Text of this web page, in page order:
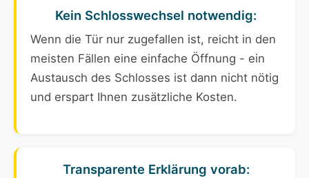
Kein Schlosswechsel notwendig:
Wenn die Tür nur zugefallen ist, reicht in den
meisten Fällen eine einfache Öffnung - ein
Austausch des Schlosses ist dann nicht nötig
und erspart Ihnen zusätzliche Kosten.
Transparente Erklärung vorab: